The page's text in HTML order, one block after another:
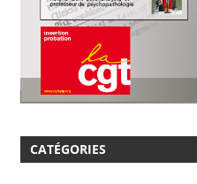
CATÉGORIES